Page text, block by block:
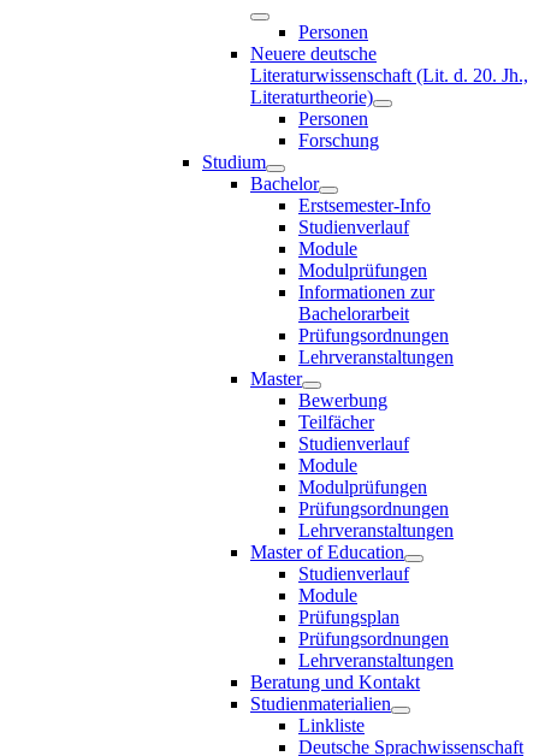
Personen
Neuere deutsche
Literaturwissenschaft (Lit. d. 20. Jh.,
Literaturtheorie)
Personen
Forschung
Studium
Bachelor
Erstsemester-Info
Studienverlauf
Module
Modulprüfungen
Informationen zur
Bachelorarbeit
Prüfungsordnungen
Lehrveranstaltungen
Master
Bewerbung
Teilfächer
Studienverlauf
Module
Modulprüfungen
Prüfungsordnungen
Lehrveranstaltungen
Master of Education
Studienverlauf
Module
Prüfungsplan
Prüfungsordnungen
Lehrveranstaltungen
Beratung und Kontakt
Studienmaterialien
Linkliste
Deutsche Sprachwissenschaft